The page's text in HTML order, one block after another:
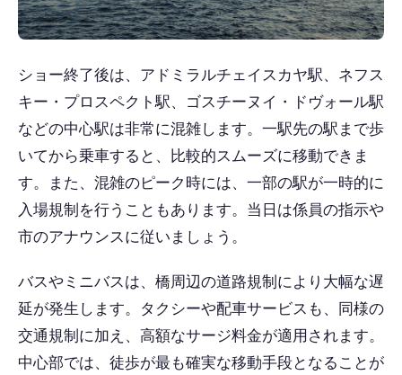
ショー終了後は、アドミラルチェイスカヤ駅、ネフス
キー・プロスペクト駅、ゴスチーヌイ・ドヴォール駅
などの中心駅は非常に混雑します。一駅先の駅まで歩
いてから乗車すると、比較的スムーズに移動できま
す。また、混雑のピーク時には、一部の駅が一時的に
入場規制を行うこともあります。当日は係員の指示や
市のアナウンスに従いましょう。
バスやミニバスは、橋周辺の道路規制により大幅な遅
延が発生します。タクシーや配車サービスも、同様の
交通規制に加え、高額なサージ料金が適用されます。
中心部では、徒歩が最も確実な移動手段となることが